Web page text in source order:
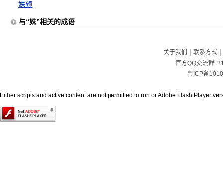
姝颜
与“姝”相关的成语
关于我们 | 联系方式|
官方QQ交流群:
粤ICP备
Either scripts and active content are not permitted to run or Adobe Flash Player